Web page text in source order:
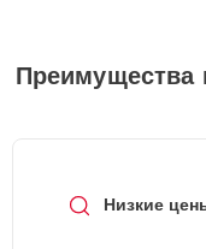
Преимущества
Низкие